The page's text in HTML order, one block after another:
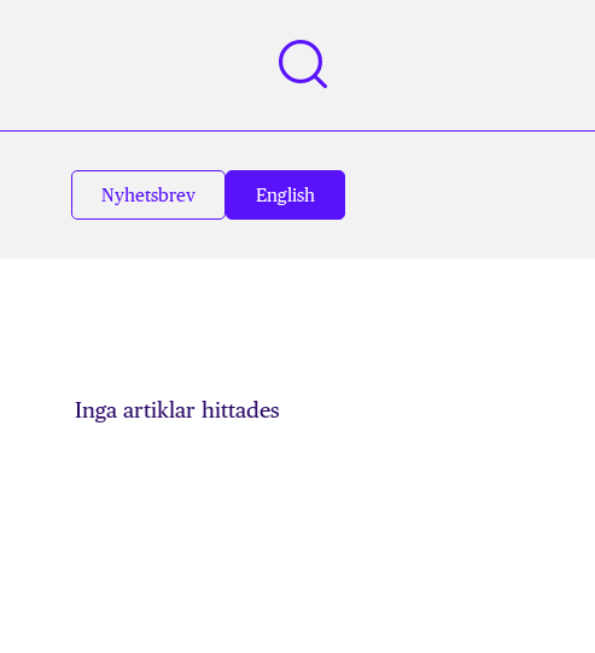
Nyhetsbrev English
Inga artiklar hittades